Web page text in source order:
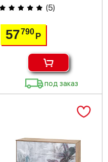
(5)
57790 Р
под заказ